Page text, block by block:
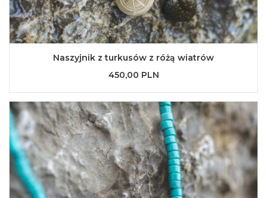
Naszyjnik z turkusów z różą wiatrów
450,00 PLN